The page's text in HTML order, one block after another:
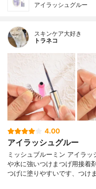
アイラッシュグルー
スキンケア大好き
トラネコ
4.00
アイラッシュグルー
ミッシュブルーミン アイラ
や水に強いつけまつげ用接着
つげに塗りやすいです、つけ